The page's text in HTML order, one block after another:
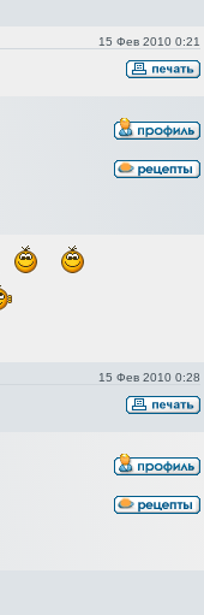
15 Фев 2010 0:21
15 Фев 2010 0:28